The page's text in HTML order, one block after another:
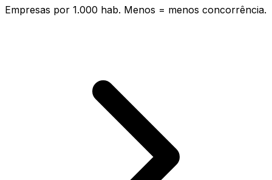
Empresas por 1.000 hab. Menos = menos concorrência.